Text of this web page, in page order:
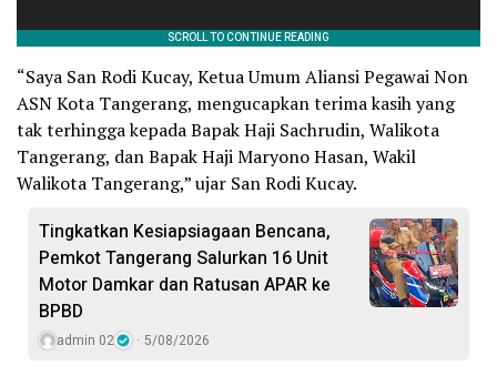
“Saya San Rodi Kucay, Ketua Umum Aliansi Pegawai Non
ASN Kota Tangerang, mengucapkan terima kasih yang
tak terhingga kepada Bapak Haji Sachrudin, Walikota
Tangerang, dan Bapak Haji Maryono Hasan, Wakil
Walikota Tangerang,” ujar San Rodi Kucay.
Tingkatkan Kesiapsiagaan Bencana,
Pemkot Tangerang Salurkan 16 Unit
Motor Damkar dan Ratusan APAR ke
BPBD
admin 02 5/08/2026